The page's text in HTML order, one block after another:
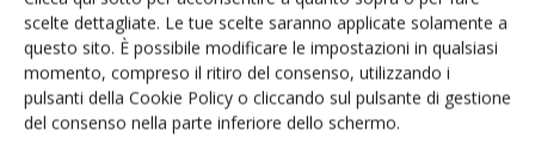
scelte dettagliate. Le tue scelte saranno applicate solamente a
questo sito. È possibile modificare le impostazioni in qualsiasi
momento, compreso il ritiro del consenso, utilizzando i
pulsanti della Cookie Policy o cliccando sul pulsante di gestione
del consenso nella parte inferiore dello schermo.